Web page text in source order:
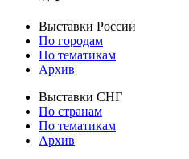
Выставки России
По городам
По тематикам
Архив
Выставки СНГ
По странам
По тематикам
Архив